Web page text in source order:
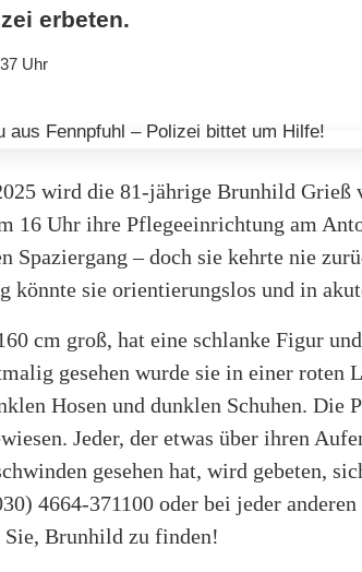
erbeten.
Uhr
wird die 81-jährige Brunhild Grieß
16 Uhr ihre Pflegeeinrichtung am
Spaziergang – doch sie kehrte nie
könnte sie orientierungslos und in
cm groß, hat eine schlanke Figur
gesehen wurde sie in einer roten
Hosen und dunklen Schuhen. Die
Jeder, der etwas über ihren
gesehen hat, wird gebeten,
4664-371100 oder bei jeder
Sie, Brunhild zu finden!